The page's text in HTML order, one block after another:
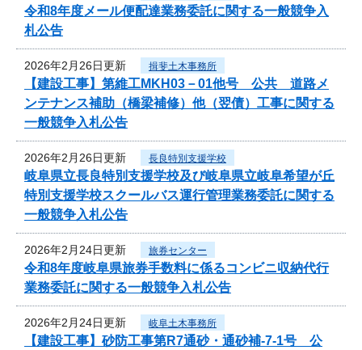
令和8年度メール便配達業務委託に関する一般競争入
札公告
2026年2月26日更新 揖斐土木事務所
【建設工事】第維工MKH03－01他号 公共 道路メ
ンテナンス補助（橋梁補修）他（翌債）工事に関する
一般競争入札公告
2026年2月26日更新 長良特別支援学校
岐阜県立長良特別支援学校及び岐阜県立岐阜希望が丘
特別支援学校スクールバス運行管理業務委託に関する
一般競争入札公告
2026年2月24日更新 旅券センター
令和8年度岐阜県旅券手数料に係るコンビニ収納代行
業務委託に関する一般競争入札公告
2026年2月24日更新 岐阜土木事務所
【建設工事】砂防工事第R7通砂・通砂補-7-1号 公